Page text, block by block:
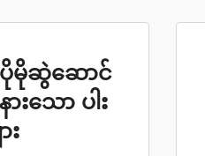
မိုဆွဲဆောင်
းသော ပါး
း